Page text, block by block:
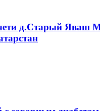
д.Старый Яваш